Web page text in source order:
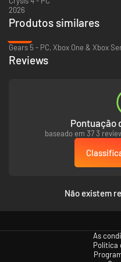
2026
Produtos similares
Reviews
Pontuação
baseado em 37 3
Não existem
As
Política